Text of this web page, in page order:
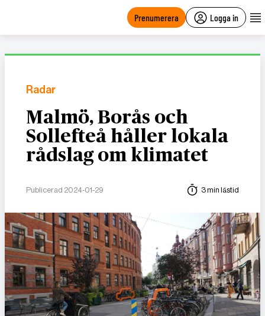
Prenumerera Logga in
Radar
Malmö, Borås och
Sollefteå håller lokala
rådslag om klimatet
Publicerad 2024-01-29 3 min lästid